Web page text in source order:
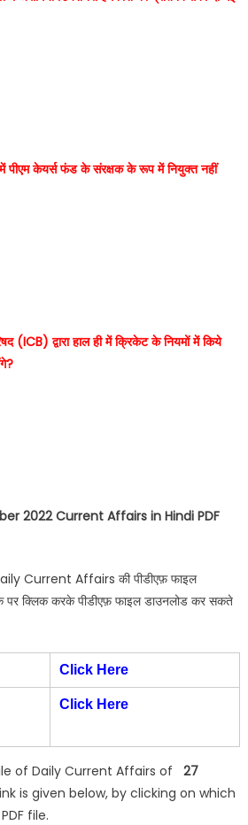
पीएम केयर्स फंड के संरक्षक के रूप में नियुक्त नहीं
(ICB) द्वारा हाल ही में क्रिकेट के नियमों में किये
2022 Current Affairs in Hindi PDF
Current Affairs की पीडीएफ़ फाइल
पर क्लिक करके पीडीएफ़ फाइल डाउनलोड कर सकते
Click Here
Click Here
of Daily Current Affairs of
27
is given below, by clicking on which
file.